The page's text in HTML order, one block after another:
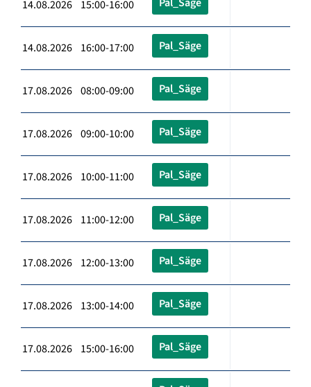
14.08.2026 15:00-16:00
14.08.2026 16:00-17:00 Pal_Säge
17.08.2026 08:00-09:00 Pal_Säge
17.08.2026 09:00-10:00 Pal_Säge
17.08.2026 10:00-11:00 Pal_Säge
17.08.2026 11:00-12:00 Pal_Säge
17.08.2026 12:00-13:00 Pal_Säge
17.08.2026 13:00-14:00 Pal_Säge
17.08.2026 15:00-16:00 Pal_Säge